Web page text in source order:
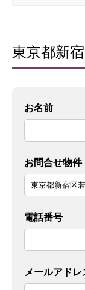
東京都新
お名前
お問合せ物件
電話番号
メールアドレ